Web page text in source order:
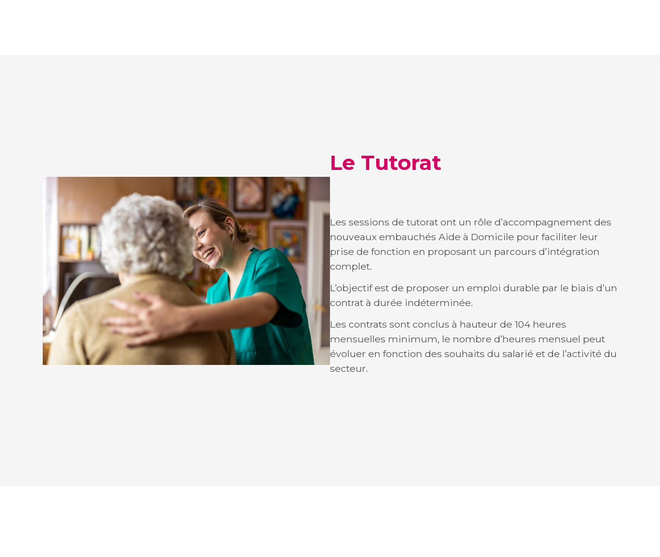
Le Tutorat
Les sessions de tutorat ont un rôle d’accompagnement des
nouveaux embauchés Aide à Domicile pour faciliter leur
prise de fonction en proposant un parcours d’intégration
complet.
L’objectif est de proposer un emploi durable par le biais d’un
contrat à durée indéterminée.
Les contrats sont conclus à hauteur de 104 heures
mensuelles minimum, le nombre d’heures mensuel peut
évoluer en fonction des souhaits du salarié et de l’activité du
secteur.